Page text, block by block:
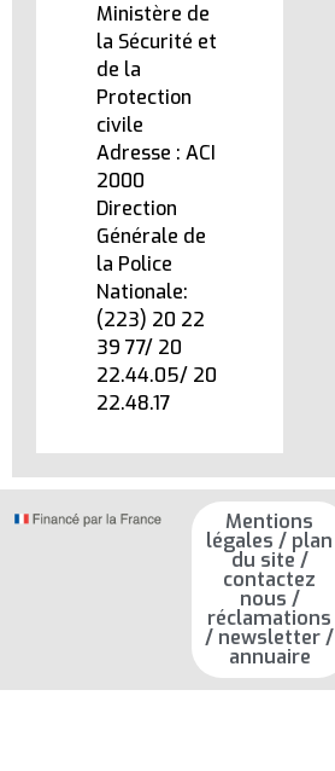
Ministère de
la Sécurité et
de la
Protection
civile
Adresse : ACI
2000
Direction
Générale de
la Police
Nationale:
(223) 20 22
39 77/ 20
22.44.05/ 20
22.48.17
Mentions
légales / plan
du site /
contactez
nous /
réclamations
/ newsletter /
annuaire